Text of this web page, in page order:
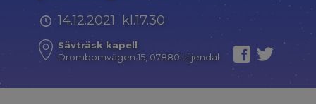
14.12.2021 kl.17.30
Sävträsk kapell
Drombomvägen 15, 07880 Liljendal